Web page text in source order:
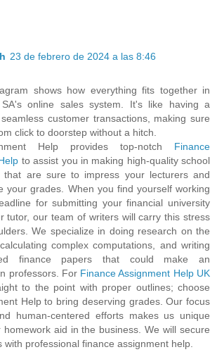
23 de febrero de 2024 a las 8:46
shows how everything fits together in
SA's online sales system. It's like having a
customer transactions, making sure
click to doorstep without a hitch.
Help provides top-notch Finance
to assist you in making high-quality school
that are sure to impress your lecturers and
your grades. When you find yourself working
for submitting your financial university
tutor, our team of writers will carry this stress
We specialize in doing research on the
complex computations, and writing
finance papers that could make an
professors. For Finance Assignment Help UK
to the point with proper outlines; choose
Help to bring deserving grades. Our focus
human-centered efforts makes us unique
homework aid in the business. We will secure
with professional finance assignment help.